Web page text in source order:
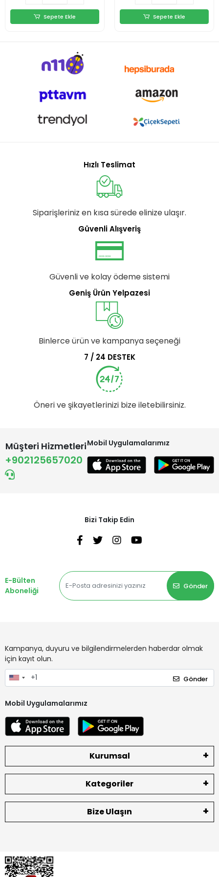
Sepete Ekle Sepete Ekle
Hızlı Teslimat
Siparişleriniz en kısa sürede elinize ulaşır.
Güvenli Alışveriş
Güvenli ve kolay ödeme sistemi
Geniş Ürün Yelpazesi
Binlerce ürün ve kampanya seçeneği
7 / 24 DESTEK
Öneri ve şikayetlerinizi bize iletebilirsiniz.
Müşteri Hizmetleri
+902125657020
Mobil Uygulamalarımız
Bizi Takip Edin
E-Bülten
Aboneliği
Gönder
Kampanya, duyuru ve bilgilendirmelerden haberdar olmak
için kayıt olun.
Gönder
Mobil Uygulamalarımız
Kurumsal
Kategoriler
Bize Ulaşın